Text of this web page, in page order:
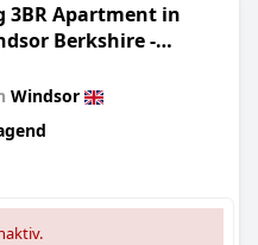
3BR Apartment in
Berkshire -
Castle -
Heathrow Sleeps 6 -
Parking
Windsor